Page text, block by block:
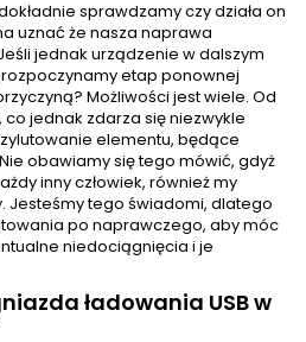
sprawdzamy czy działa on
uznać że nasza naprawa
jednak urządzenie w dalszym
rozpoczynamy etap ponownej
Możliwości jest wiele. Od
jednak zdarza się niezwykle
elementu, będące
obawiamy się tego mówić, gdyż
inny człowiek, również my
Jesteśmy tego świadomi, dlatego
po naprawczego, aby móc
niedociągnięcia i je
ładowania USB w